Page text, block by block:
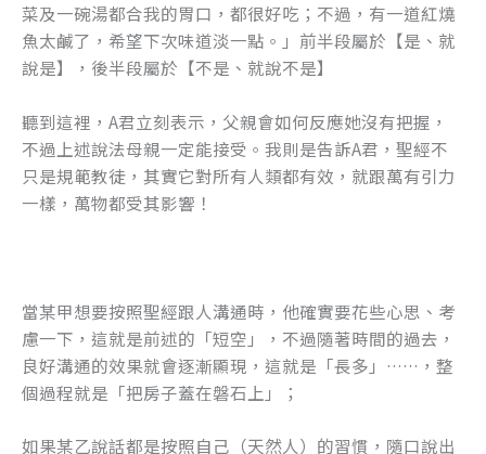
菜及一碗湯都合我的胃口，都很好吃；不過，有一道紅燒
魚太鹹了，希望下次味道淡一點。」前半段屬於【是、就
說是】，後半段屬於【不是、就說不是】
聽到這裡，A君立刻表示，父親會如何反應她沒有把握，
不過上述說法母親一定能接受。我則是告訴A君，聖經不
只是規範教徒，其實它對所有人類都有效，就跟萬有引力
一樣，萬物都受其影響！
當某甲想要按照聖經跟人溝通時，他確實要花些心思、考
慮一下，這就是前述的「短空」，不過隨著時間的過去，
良好溝通的效果就會逐漸顯現，這就是「長多」……，整
個過程就是「把房子蓋在磐石上」；
如果某乙說話都是按照自己（天然人）的習慣，隨口說出